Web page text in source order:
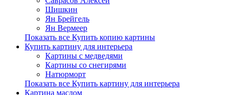
Шишкин
Ян Брейгель
Ян Вермеер
Показать все Купить копию картины
Купить картину для интерьера
Картины с медведями
Картины со снегирями
Натюрморт
Показать все Купить картину для интерьера
Картина маслом